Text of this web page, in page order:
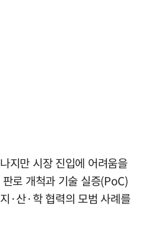
지만 시장 진입에 어려움을
로 개척과 기술 실증(PoC)
·산·학 협력의 모범 사례를